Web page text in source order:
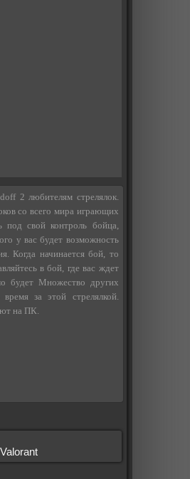
2 любителям стрелялок.
со всего мира играющих
свой контроль бойца,
у вас будет возможность
Когда начинается бой, то
в бой, где вас ждет
будет Множество других
за этой стрелялкой.
на ПК.
Valorant